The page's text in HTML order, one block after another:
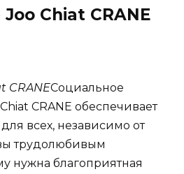
Chiat CRANE
CRANEСоциальное
CRANE обеспечивает
всех, независимо от
трудолюбивым
нужна благоприятная